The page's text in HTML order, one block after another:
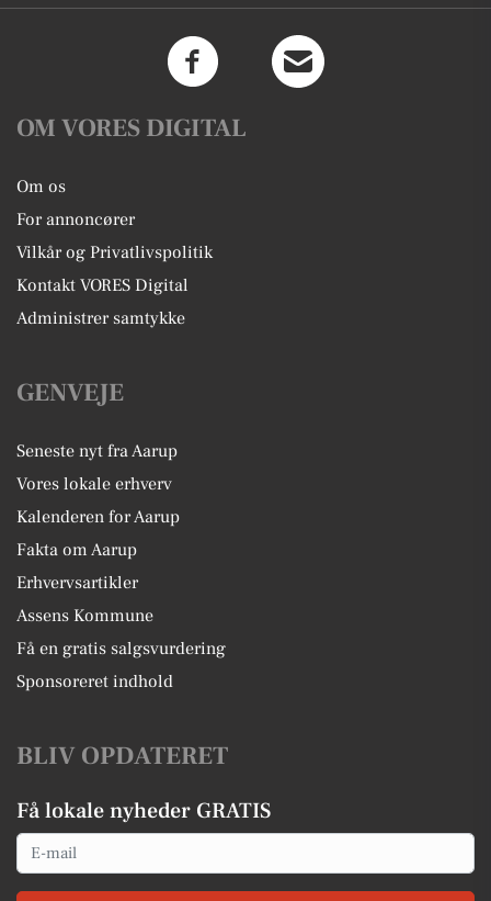
OM VORES DIGITAL
Om os
For annoncører
Vilkår og Privatlivspolitik
Kontakt VORES Digital
Administrer samtykke
GENVEJE
Seneste nyt fra Aarup
Vores lokale erhverv
Kalenderen for Aarup
Fakta om Aarup
Erhvervsartikler
Assens Kommune
Få en gratis salgsvurdering
Sponsoreret indhold
BLIV OPDATERET
Få lokale nyheder GRATIS
Email